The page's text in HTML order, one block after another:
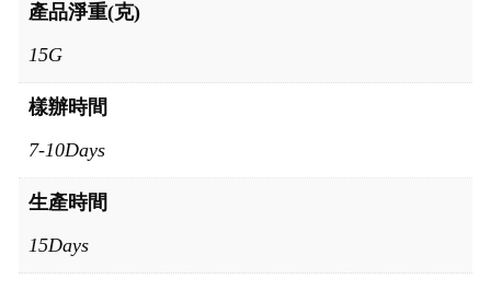
產品淨重(克)
15G
樣辦時間
7-10Days
生產時間
15Days